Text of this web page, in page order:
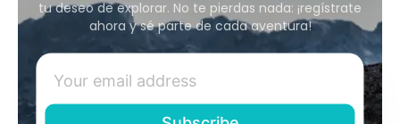
tu deseo de explorar. No te pierdas nada: ¡regístrate
ahora y sé parte de cada aventura!